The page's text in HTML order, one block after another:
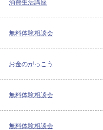
消費生活講座
無料体験相談会
お金のがっこう
無料体験相談会
無料体験相談会